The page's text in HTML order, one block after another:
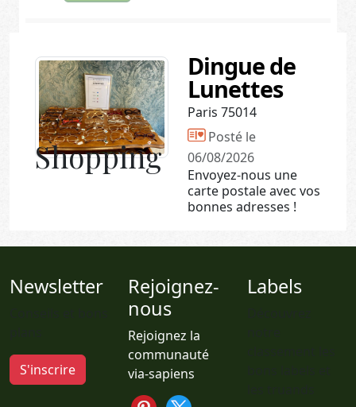
Shopping
Dingue de
Lunettes
Paris 75014
Posté le
06/08/2026
Envoyez-nous une
carte postale avec vos
bonnes adresses !
Newsletter
S'inscrire
Rejoignez-
nous
Rejoignez la
communauté
via-sapiens
Labels